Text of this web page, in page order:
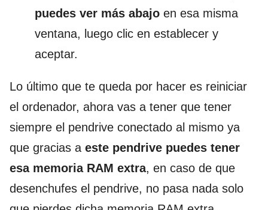
puedes ver más abajo en esa misma
ventana, luego clic en establecer y
aceptar.
Lo último que te queda por hacer es reiniciar
el ordenador, ahora vas a tener que tener
siempre el pendrive conectado al mismo ya
que gracias a este pendrive puedes tener
esa memoria RAM extra, en caso de que
desenchufes el pendrive, no pasa nada solo